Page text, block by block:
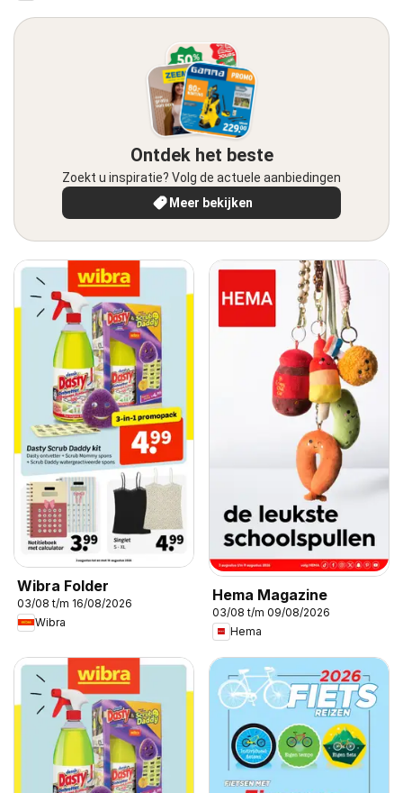
Ontdek het beste
Zoekt u inspiratie? Volg de actuele aanbiedingen
Meer bekijken
Wibra Folder
03/08 t/m 16/08/2026
Wibra
Hema Magazine
03/08 t/m 09/08/2026
Hema